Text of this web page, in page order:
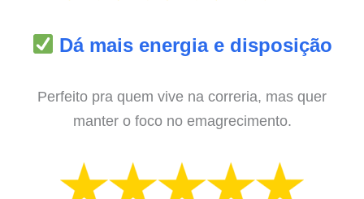
Dá mais energia e disposição
Perfeito pra quem vive na correria, mas quer
manter o foco no emagrecimento.